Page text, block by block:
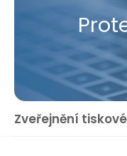
Zveřejnění